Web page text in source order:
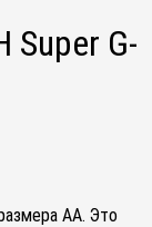
Super G-
AA. Это